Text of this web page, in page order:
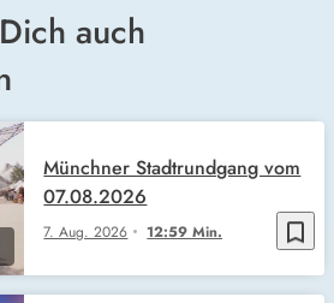
auch
bookmark_border
7. Aug. 2026 12:59 Min.
Münchner Stadtrundgang vom
07.08.2026